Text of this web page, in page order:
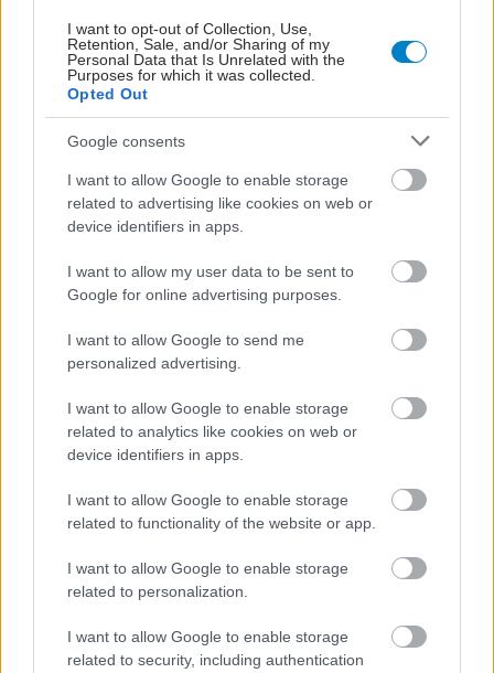
I want to opt-out of Collection, Use,
Retention, Sale, and/or Sharing of my
Personal Data that Is Unrelated with the
Purposes for which it was collected.
Opted Out
Google consents
I want to allow Google to enable storage
related to advertising like cookies on web or
device identifiers in apps.
I want to allow my user data to be sent to
Google for online advertising purposes.
I want to allow Google to send me
personalized advertising.
I want to allow Google to enable storage
related to analytics like cookies on web or
device identifiers in apps.
I want to allow Google to enable storage
related to functionality of the website or app.
I want to allow Google to enable storage
related to personalization.
I want to allow Google to enable storage
related to security, including authentication
Η Bayer ξεπερνά κρίσιμο
εμπόδιο στον δικαστικό
αγώνα για τη
μετοχής
Η Bayer εξαγοράζει την
Perfuse για 2,4 δισ.
Η Bayer Ελλάς
και των δεδομένων
πραγματικού κόσμου